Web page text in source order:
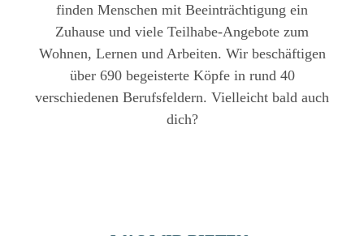
finden Menschen mit Beeinträchtigung ein
Zuhause und viele Teilhabe-Angebote zum
Wohnen, Lernen und Arbeiten. Wir beschäftigen
über 690 begeisterte Köpfe in rund 40
verschiedenen Berufsfeldern. Vielleicht bald auch
dich?